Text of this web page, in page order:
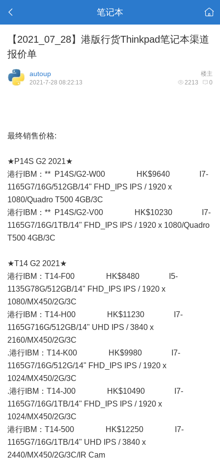
笔记本
【2021_07_28】港版行货Thinkpad笔记本渠道
报价单
楼主
autoup
2213 0
2021-7-28 08:22:13
最终销售价格:
★P14S G2 2021★
港行IBM：** P14S/G2-W00 HK$9640 I7-
1165G7/16G/512GB/14" FHD_IPS IPS / 1920 x
1080/Quadro T500 4GB/3C
港行IBM：** P14S/G2-V00 HK$10230 I7-
1165G7/16G/1TB/14" FHD_IPS IPS / 1920 x 1080/Quadro
T500 4GB/3C
★T14 G2 2021★
港行IBM：T14-F00 HK$8480 I5-
1135G78G/512GB/14" FHD_IPS IPS / 1920 x
1080/MX450/2G/3C
港行IBM：T14-H00 HK$11230 I7-
1165G716G/512GB/14" UHD IPS / 3840 x
2160/MX450/2G/3C
.港行IBM：T14-K00 HK$9980 I7-
1165G7/16G/512G/14" FHD_IPS IPS / 1920 x
1024/MX450/2G/3C
.港行IBM：T14-J00 HK$10490 I7-
1165G7/16G/1TB/14" FHD_IPS IPS / 1920 x
1024/MX450/2G/3C
港行IBM：T14-500 HK$12250 I7-
1165G7/16G/1TB/14" UHD IPS / 3840 x
2440/MX450/2G/3C/IR Cam